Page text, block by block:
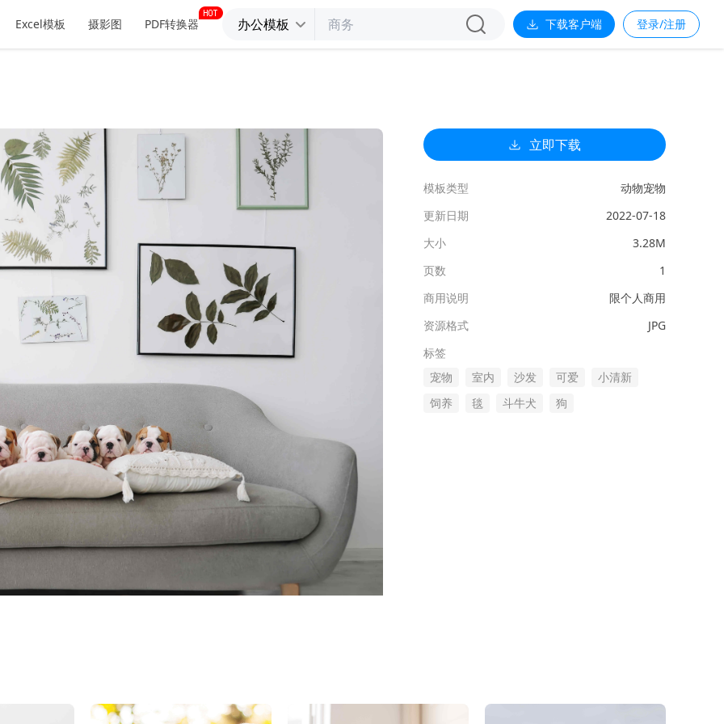
Excel模板 摄影图 PDF转换器 办公模板 下载客户端 登录/注册
立即下载
模板类型
动物宠物
更新日期
2022-07-18
大小
3.28M
页数
1
商用说明
限个人商用
资源格式
JPG
标签
宠物
室内 沙发 可爱
小清新
饲养
毯 斗牛犬 狗